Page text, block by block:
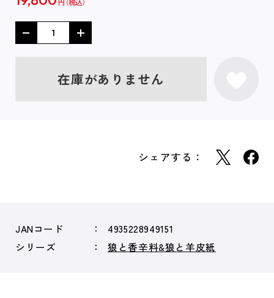
円
在庫がありません
シェアする：
JANコード
4935228949151
シリーズ
狼と香辛料&狼と羊皮紙